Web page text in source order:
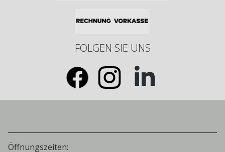
FOLGEN SIE UNS
Öffnungszeiten: